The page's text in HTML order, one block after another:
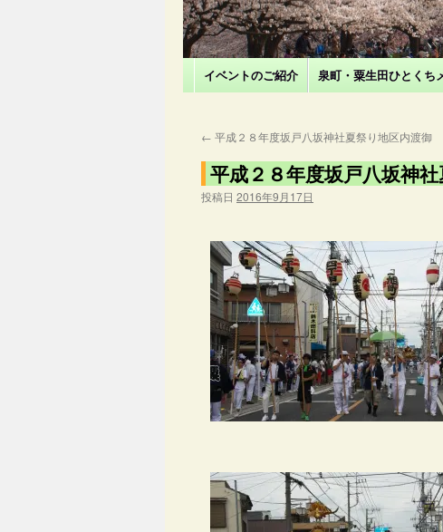
イベントのご紹介 泉町・粟生田ひとくち
← 平成２８年度坂戸八坂神社夏祭り地区内渡御
平成２８年度坂戸八坂神
投稿日 2016年9月17日